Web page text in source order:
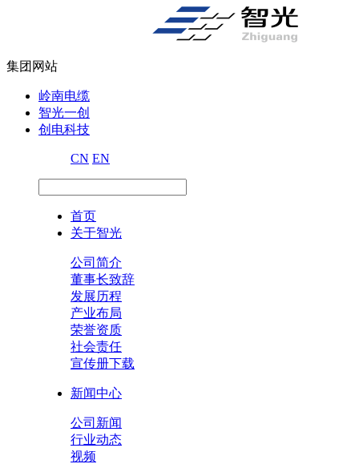
集团网站
岭南电缆
智光一创
创电科技
CN EN
首页
关于智光
公司简介
董事长致辞
发展历程
产业布局
荣誉资质
社会责任
宣传册下载
新闻中心
公司新闻
行业动态
视频